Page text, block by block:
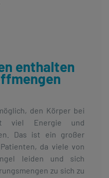
enthalten
den Körper bei
viel Energie und
Das ist ein großer
da viele von
leiden und sich
zu sich zu